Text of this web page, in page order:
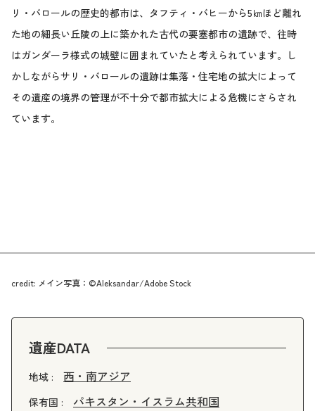
リ・バロールの歴史的都市は、タフティ・バヒーから5㎞ほど離れ
た地の細長い丘陵の上に築かれた古代の要塞都市の遺跡で、往時
はガンダーラ様式の城壁に囲まれていたと考えられています。し
かしながらサリ・バロールの遺跡は集落・住宅地の拡大によって
その遺産の境界の管理が不十分で都市拡大による危機にさらされ
ています。
credit: メイン写真：©Aleksandar/Adobe Stock
遺産DATA
地域 : 西・南アジア
保有国 : パキスタン・イスラム共和国